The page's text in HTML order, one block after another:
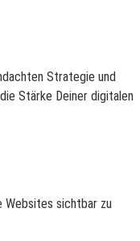
Strategie und
Stärke Deiner digitalen
Websites sichtbar zu